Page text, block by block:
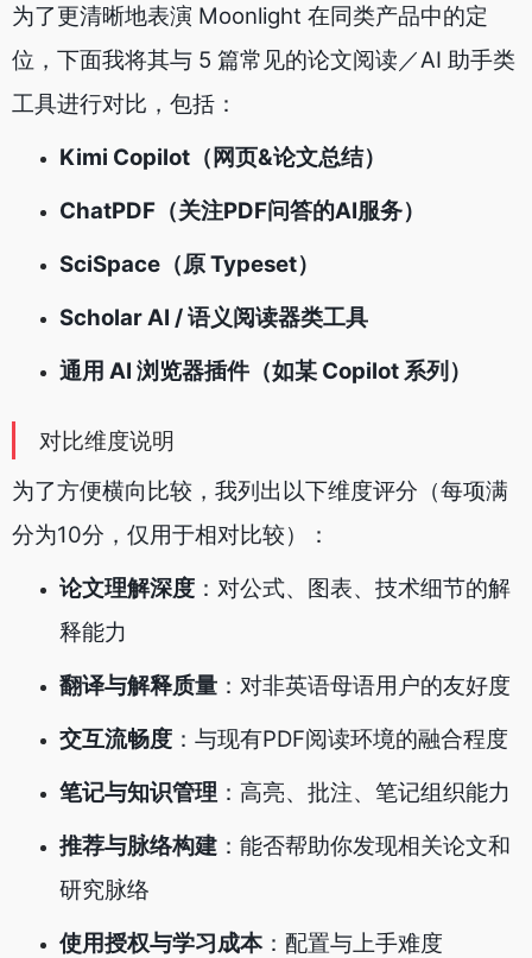
为了更清晰地表演 Moonlight 在同类产品中的定
位，下面我将其与 5 篇常见的论文阅读／AI 助手类
工具进行对比，包括：
Kimi Copilot（网页&论文总结）
ChatPDF（关注PDF问答的AI服务）
SciSpace（原 Typeset）
Scholar AI / 语义阅读器类工具
通用 AI 浏览器插件（如某 Copilot 系列）
对比维度说明
为了方便横向比较，我列出以下维度评分（每项满
分为10分，仅用于相对比较）：
论文理解深度 ：对公式、图表、技术细节的解
释能力
翻译与解释质量 ：对非英语母语用户的友好度
交互流畅度 ：与现有PDF阅读环境的融合程度
笔记与知识管理 ：高亮、批注、笔记组织能力
推荐与脉络构建 ：能否帮助你发现相关论文和
研究脉络
使用授权与学习成本 ：配置与上手难度